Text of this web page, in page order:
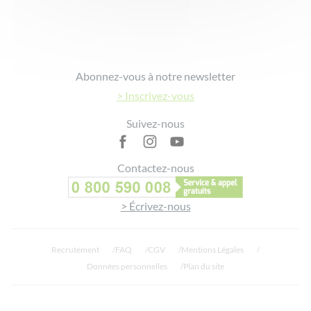
*% de satisfaction. Auto-évaluation de 20 volontaires après 3
Abonnez-vous à notre newsletter
> Inscrivez-vous
Suivez-nous
Contactez-nous
> Écrivez-nous
Recrutement FAQ CGV
Mentions Légales
Données personnelles
Plan du site